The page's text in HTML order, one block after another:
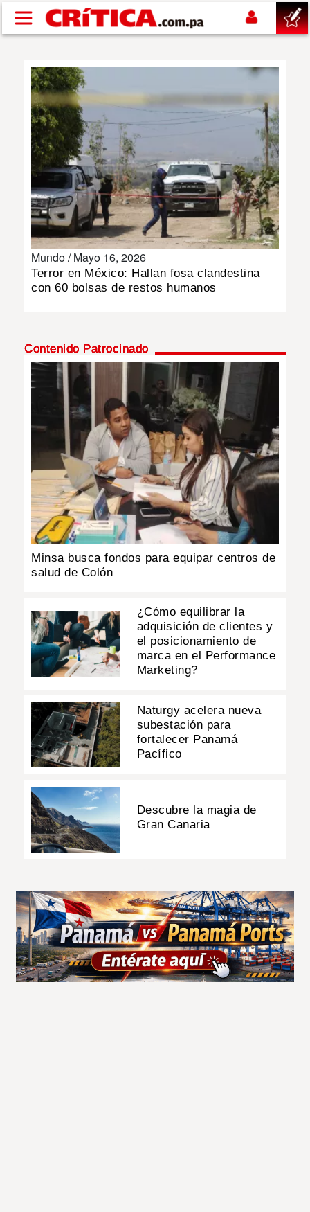
Pasar al contenido principal
SUCESOS
NACIONAL
POLÍTICA
SHOW
DEPORTES
MULTIMEDIA
Mundo /Mayo 16, 2026
Terror en México: Hallan fosa clandestina
con 60 bolsas de restos humanos
Contenido Patrocinado
Minsa busca fondos para equipar centros de
salud de Colón
¿Cómo equilibrar la
adquisición de clientes y
el posicionamiento de
marca en el Performance
Marketing?
Naturgy acelera nueva
subestación para
fortalecer Panamá
Pacífico
Descubre la magia de
Gran Canaria